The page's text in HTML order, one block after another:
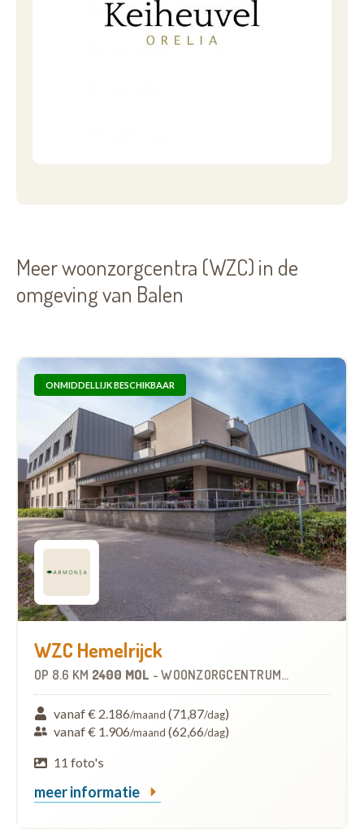
Meer woonzorgcentra (WZC) in de
omgeving van Balen
ONMIDDELLIJK BESCHIKBAAR
WZC Hemelrijck
OP 8.6 KM 2400 MOL -WOONZORGCENTRUM (WZC)
vanaf € 2.186/maand (71,87/dag)
vanaf € 1.906/maand (62,66/dag)
11 foto's
meer informatie